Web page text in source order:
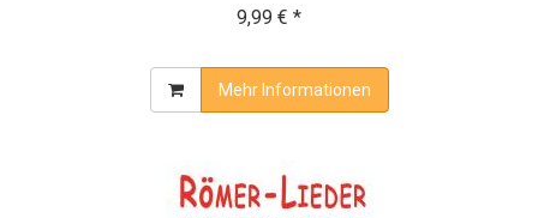
9,99 € *
Mehr Informationen